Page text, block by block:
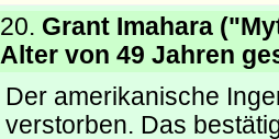
20. Grant Imahara
Alter von 49 Jahren
Der amerikanische
verstorben. Das